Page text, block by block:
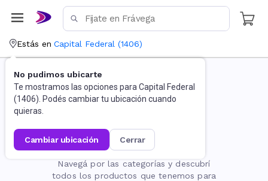
Estás en Capital Federal (1406)
No pudimos ubicarte
Te mostramos las opciones para Capital Federal
(1406). Podés cambiar tu ubicación cuando
quieras.
cambiar ubicación cerrar
La página no existe
Navegá por las categorías y descubrí
todos los productos que tenemos para